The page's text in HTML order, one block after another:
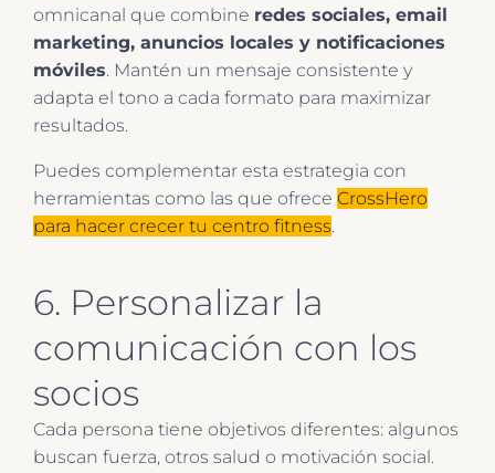
omnicanal que combine redes sociales, email
marketing, anuncios locales y notificaciones
móviles. Mantén un mensaje consistente y
adapta el tono a cada formato para maximizar
resultados.
Puedes complementar esta estrategia con
herramientas como las que ofrece CrossHero
para hacer crecer tu centro fitness.
6. Personalizar la
comunicación con los
socios
Cada persona tiene objetivos diferentes: algunos
buscan fuerza, otros salud o motivación social.